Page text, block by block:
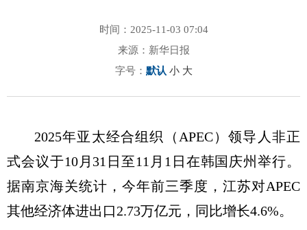
时间：2025-11-03 07:04
来源：新华日报
字号： 默认 小 大
2025年亚太经合组织（APEC）领导人非正
式会议于10月31日至11月1日在韩国庆州举行。
据南京海关统计，今年前三季度，江苏对APEC
其他经济体进出口2.73万亿元，同比增长4.6%。